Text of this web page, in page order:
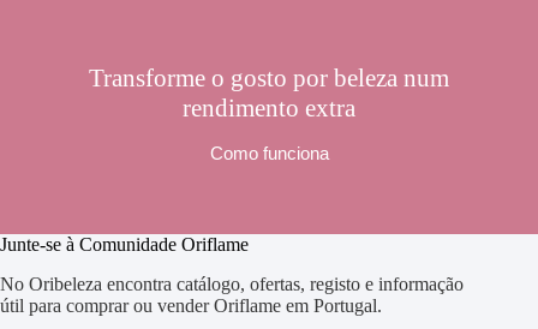
Transforme o gosto por beleza num
rendimento extra
Como funciona
Junte-se à Comunidade Oriflame
No Oribeleza encontra catálogo, ofertas, registo e informação
útil para comprar ou vender Oriflame em Portugal.